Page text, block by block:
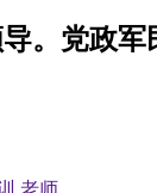
。党政
老师